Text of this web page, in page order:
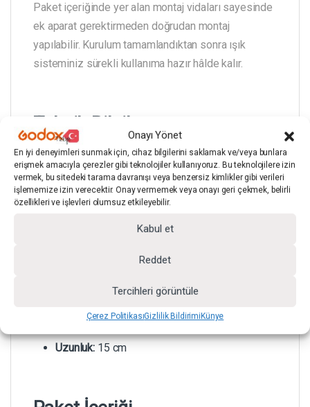
Onayı Yönet
En iyi deneyimleri sunmak için, cihaz bilgilerini saklamak ve/veya bunlara
erişmek amacıyla çerezler gibi teknolojiler kullanıyoruz. Bu teknolojilere izin
vermek, bu sitedeki tarama davranışı veya benzersiz kimlikler gibi verileri
işlememize izin verecektir. Onay vermemek veya onayı geri çekmek, belirli
özellikleri ve işlevleri olumsuz etkileyebilir.
Kabul et
Reddet
Tercihleri görüntüle
Çerez PolitikasıGizlilik BildirimiKünye
Paket içeriğinde yer alan montaj vidaları sayesinde
ek aparat gerektirmeden doğrudan montaj
yapılabilir. Kurulum tamamlandıktan sonra ışık
sisteminiz sürekli kullanıma hazır hâlde kalır.
Teknik Bilgiler
Ürün Tipi:Işık montaj plaka standı
Montaj Yeri: Duvar / Tavan
Uzunluk: 15 cm